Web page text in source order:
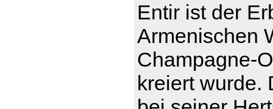
Entir ist der
Armenischen
Champagne-
kreiert wurde.